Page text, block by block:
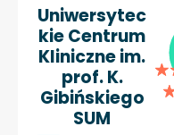
Uniwersytec
kie Centrum
Kliniczne im.
prof. K.
Gibińskiego
SUM